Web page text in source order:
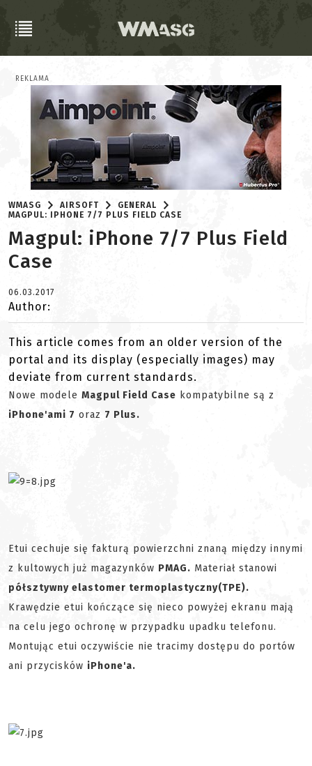
REKLAMA
WMASG AIRSOFT
GENERAL
MAGPUL: IPHONE 7/7 PLUS FIELD CASE
Magpul: iPhone 7/7 Plus Field
Case
06.03.2017
Author:
This article comes from an older version of the
portal and its display (especially images) may
deviate from current standards.
Nowe modele Magpul Field Case kompatybilne są z
iPhone'ami 7 oraz 7 Plus.
Etui cechuje się fakturą powierzchni znaną między innymi
z kultowych już magazynków PMAG. Materiał stanowi
półsztywny elastomer termoplastyczny(TPE).
Krawędzie etui kończące się nieco powyżej ekranu mają
na celu jego ochronę w przypadku upadku telefonu.
Montując etui oczywiście nie tracimy dostępu do portów
ani przycisków iPhone'a.